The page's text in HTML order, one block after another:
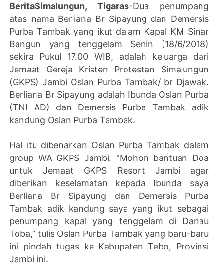
BeritaSimalungun, Tigaras-Dua penumpang
atas nama Berliana Br Sipayung dan Demersis
Purba Tambak yang ikut dalam Kapal KM Sinar
Bangun yang tenggelam Senin (18/6/2018)
sekira Pukul 17.00 WIB, adalah keluarga dari
Jemaat Gereja Kristen Protestan Simalungun
(GKPS) Jambi Oslan Purba Tambak/ br Djawak.
Berliana Br Sipayung adalah Ibunda Oslan Purba
(TNI AD) dan Demersis Purba Tambak adik
kandung Oslan Purba Tambak.
Hal itu dibenarkan Oslan Purba Tambak dalam
group WA GKPS Jambi. “Mohon bantuan Doa
untuk Jemaat GKPS Resort Jambi agar
diberikan keselamatan kepada Ibunda saya
Berliana Br Sipayung dan Demersis Purba
Tambak adik kandung saya yang ikut sebagai
penumpang kapal yang tenggelam di Danau
Toba,” tulis Oslan Purba Tambak yang baru-baru
ini pindah tugas ke Kabupaten Tebo, Provinsi
Jambi ini.